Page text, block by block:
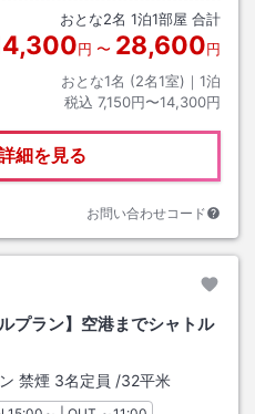
おとな2名 1泊1部屋 合計
円 〜 28,600円
おとな1名 (2名1室)｜ 1泊
税込 7,150円〜14,300円
細を見る
お問い合わせコード
プラン】空港までシャトル
禁煙 3名定員 /32平米